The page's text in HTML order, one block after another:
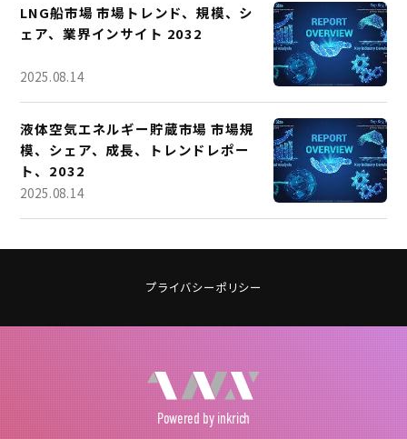
LNG船市場 市場トレンド、規模、シ
ェア、業界インサイト 2032
2025.08.14
液体空気エネルギー貯蔵市場 市場規
模、シェア、成長、トレンドレポー
ト、2032
2025.08.14
プライバシーポリシー
Powered by inkrich